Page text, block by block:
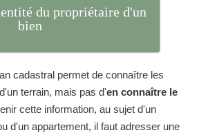
du propriétaire d'un
bien
cadastral permet de connaître les
terrain, mais pas d'en connaître le
cette information, au sujet d'un
d'un appartement, il faut adresser une